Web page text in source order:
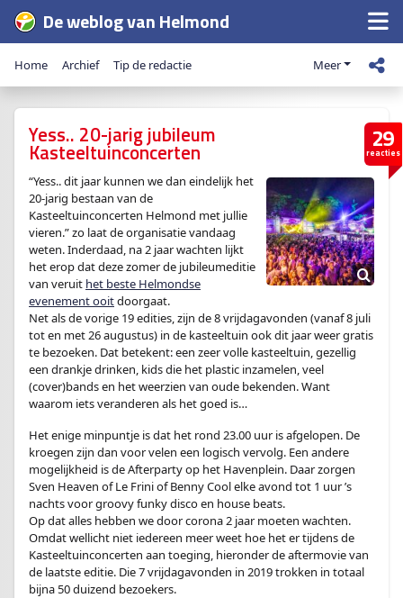
De weblog van Helmond
Home Archief Tip de redactie Meer
29
reacties
Yess.. 20-jarig jubileum
Kasteeltuinconcerten
“Yess.. dit jaar kunnen we dan eindelijk het
20-jarig bestaan van de
Kasteeltuinconcerten Helmond met jullie
vieren.” zo laat de organisatie vandaag
weten. Inderdaad, na 2 jaar wachten lijkt
het erop dat deze zomer de jubileumeditie
van veruit het beste Helmondse
evenement ooitdoorgaat.
Net als de vorige 19 edities, zijn de 8 vrijdagavonden (vanaf 8 juli
tot en met 26 augustus) in de kasteeltuin ook dit jaar weer gratis
te bezoeken. Dat betekent: een zeer volle kasteeltuin, gezellig
een drankje drinken, kids die het plastic inzamelen, veel
(cover)bands en het weerzien van oude bekenden. Want
waarom iets veranderen als het goed is…
Het enige minpuntje is dat het rond 23.00 uur is afgelopen. De
kroegen zijn dan voor velen een logisch vervolg. Een andere
mogelijkheid is de Afterparty op het Havenplein. Daar zorgen
Sven Heaven of Le Frini of Benny Cool elke avond tot 1 uur ’s
nachts voor groovy funky disco en house beats.
Op dat alles hebben we door corona 2 jaar moeten wachten.
Omdat wellicht niet iedereen meer weet hoe het er tijdens de
Kasteeltuinconcerten aan toeging, hieronder de aftermovie van
de laatste editie. Die 7 vrijdagavonden in 2019 trokken in totaal
bijna 50 duizend bezoekers.